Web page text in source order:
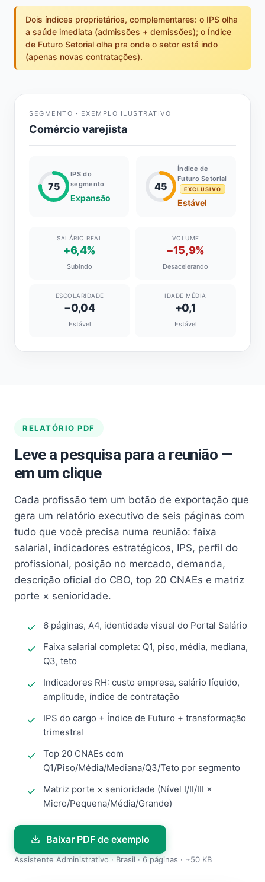
Dois índices proprietários, complementares: o IPS olha
a saúde imediata (admissões + demissões); o Índice
de Futuro Setorial olha pra onde o setor está indo
(apenas novas contratações).
SEGMENTO · EXEMPLO ILUSTRATIVO
Comércio varejista
75
IPS do
segmento
Expansão
45
Índice de
Futuro Setorial
EXCLUSIVO
Estável
SALÁRIO REAL
+6,4%
Subindo
VOLUME
−15,9%
Desacelerando
ESCOLARIDADE
−0,04
Estável
IDADE MÉDIA
+0,1
Estável
RELATÓRIO PDF
Leve a pesquisa para a reunião —
em um clique
Cada profissão tem um botão de exportação que
gera um relatório executivo de seis páginas com
tudo que você precisa numa reunião: faixa
salarial, indicadores estratégicos, IPS, perfil do
profissional, posição no mercado, demanda,
descrição oficial do CBO, top 20 CNAEs e matriz
porte × senioridade.
6 páginas, A4, identidade visual do Portal Salário
Faixa salarial completa: Q1, piso, média, mediana,
Q3, teto
Indicadores RH: custo empresa, salário líquido,
amplitude, índice de contratação
IPS do cargo + Índice de Futuro + transformação
trimestral
Top 20 CNAEs com
Q1/Piso/Média/Mediana/Q3/Teto por segmento
Matriz porte × senioridade (Nível I/II/III ×
Micro/Pequena/Média/Grande)
Baixar PDF de exemplo
Assistente Administrativo · Brasil · 6 páginas · ~50 KB